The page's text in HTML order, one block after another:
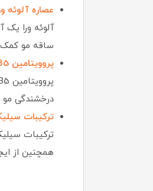
عصاره آلوئه
آلوئه ورا
ساقه مو
پروویتامین B5:
درخشندگی مو
ترکیبات
ترکیبات
همچنین از